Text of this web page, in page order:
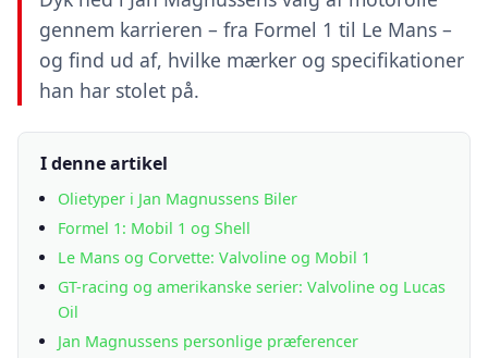
gennem karrieren – fra Formel 1 til Le Mans –
og find ud af, hvilke mærker og specifikationer
han har stolet på.
I denne artikel
Olietyper i Jan Magnussens Biler
Formel 1: Mobil 1 og Shell
Le Mans og Corvette: Valvoline og Mobil 1
GT-racing og amerikanske serier: Valvoline og Lucas
Oil
Jan Magnussens personlige præferencer